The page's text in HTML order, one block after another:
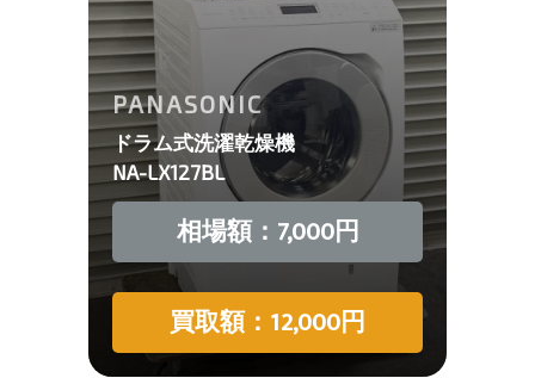
PANASONIC
ドラム式洗濯乾燥機
NA-LX127BL
相場額：7,000円
買取額：12,000円